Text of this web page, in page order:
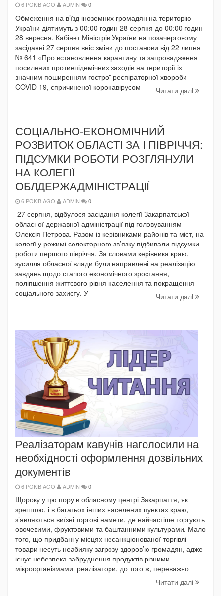
6 РОКІВ AGO ADMIN 0
Обмеження на в’їзд іноземних громадян на територію
України діятимуть з 00:00 годин 28 серпня до 00:00 годин
28 вересня. Кабінет Міністрів України на позачерговому
засіданні 27 серпня вніс зміни до постанови від 22 липня
№ 641 «Про встановлення карантину та запровадження
посилених протиепідемічних заходів на території із
значним поширенням гострої респіраторної хвороби
COVID-19, спричиненої коронавірусом
Читати далi
СОЦІАЛЬНО-ЕКОНОМІЧНИЙ
РОЗВИТОК ОБЛАСТІ ЗА І ПІВРІЧЧЯ:
ПІДСУМКИ РОБОТИ РОЗГЛЯНУЛИ
НА КОЛЕГІЇ
ОБЛДЕРЖАДМІНІСТРАЦІЇ
6 РОКІВ AGO ADMIN 0
27 серпня, відбулося засідання колегії Закарпатської
обласної державної адміністрації під головуванням
Олексія Петрова. Разом із керівниками районів та міст, на
колегії у режимі селекторного зв’язку підбивали підсумки
роботи першого півріччя. За словами керівника краю,
зусилля обласної влади були направлені на реалізацію
завдань щодо сталого економічного зростання,
поліпшення життєвого рівня населення та покращення
соціального захисту. У
Читати далi
Реалізаторам кавунів наголосили на
необхідності оформлення дозвільних
документів
6 РОКІВ AGO ADMIN 0
Щороку у цю пору в обласному центрі Закарпаття, як
зрештою, і в багатьох інших населених пунктах краю,
з’являються виїзні торгові намети, де найчастіше торгують
овочевими, фруктовими та баштанними культурами. Мало
того, що придбані у місцях несанкціонованої торгівлі
товари несуть неабияку загрозу здоров’ю громадян, адже
існує небезпека забруднення продуктів різними
мікроорганізмами, реалізатори, до того ж, переважно
Читати далi